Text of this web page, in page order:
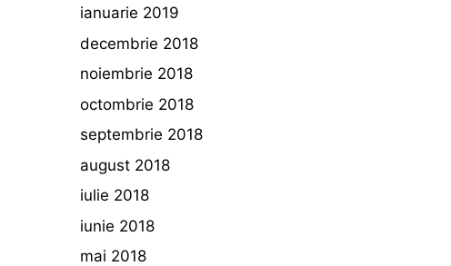
ianuarie 2019
decembrie 2018
noiembrie 2018
octombrie 2018
septembrie 2018
august 2018
iulie 2018
iunie 2018
mai 2018